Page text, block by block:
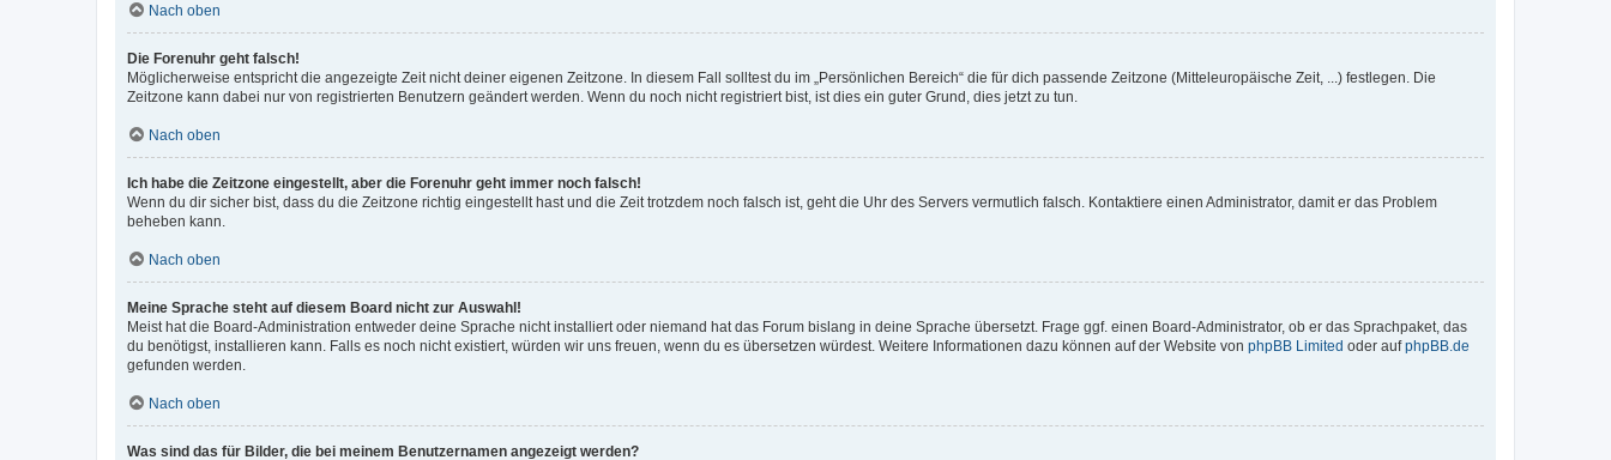
Nach oben
Die Forenuhr geht falsch!
Möglicherweise entspricht die angezeigte Zeit nicht deiner eigenen Zeitzone. In diesem Fall solltest du im „Persönlichen Bereich“ die für dich passende Zeitzone (Mitteleuropäische Zeit, ...) festlegen. Die
Zeitzone kann dabei nur von registrierten Benutzern geändert werden. Wenn du noch nicht registriert bist, ist dies ein guter Grund, dies jetzt zu tun.
Nach oben
Ich habe die Zeitzone eingestellt, aber die Forenuhr geht immer noch falsch!
Wenn du dir sicher bist, dass du die Zeitzone richtig eingestellt hast und die Zeit trotzdem noch falsch ist, geht die Uhr des Servers vermutlich falsch. Kontaktiere einen Administrator, damit er das Problem
beheben kann.
Nach oben
Meine Sprache steht auf diesem Board nicht zur Auswahl!
Meist hat die Board-Administration entweder deine Sprache nicht installiert oder niemand hat das Forum bislang in deine Sprache übersetzt. Frage ggf. einen Board-Administrator, ob er das Sprachpaket, das
du benötigst, installieren kann. Falls es noch nicht existiert, würden wir uns freuen, wenn du es übersetzen würdest. Weitere Informationen dazu können auf der Website von phpBB Limited oder aufphpBB.de
gefunden werden.
Nach oben
Was sind das für Bilder, die bei meinem Benutzernamen angezeigt werden?